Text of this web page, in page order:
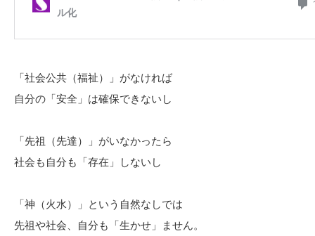
「社会公共（福祉）」がなければ
自分の「安全」は確保できないし
「先祖（先達）」がいなかったら
社会も自分も「存在」しないし
「神（火水）」という自然なしでは
先祖や社会、自分も「生かせ」ません。